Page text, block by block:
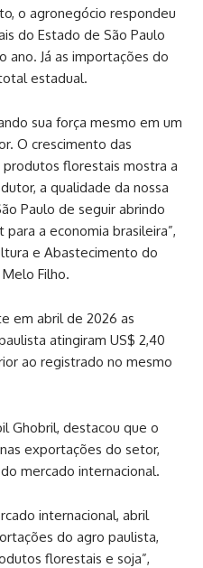
o agronegócio respondeu
do Estado de São Paulo
ano. Já as importações do
estadual.
sua força mesmo em um
O crescimento das
florestais mostra a
a qualidade da nossa
Paulo de seguir abrindo
a economia brasileira”,
e Abastecimento do
Filho.
em abril de 2026 as
atingiram US$ 2,40
ao registrado no mesmo
Ghobril, destacou que o
exportações do setor,
mercado internacional.
internacional, abril
do agro paulista,
florestais e soja”,